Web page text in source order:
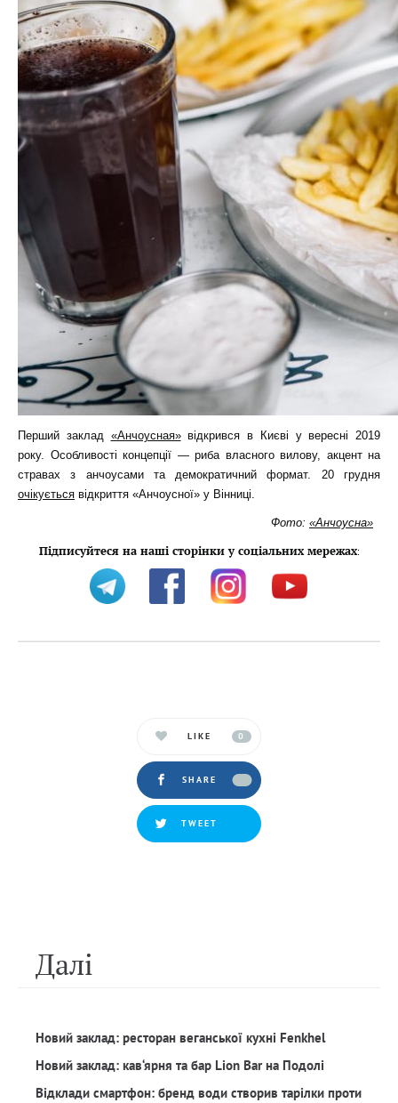
Перший заклад «Анчоусная»відкрився в Києві у вересні 2019
року. Особливості концепції — риба власного вилову, акцент на
стравах з анчоусами та демократичний формат. 20 грудня
очікується відкриття «Анчоусної» у Вінниці.
Фото: «Анчоусна»
Підписуйтеся на наші сторінки у соціальних мережах:
LIKE 0
SHARE
TWEET
Далi
Новий заклад: ресторан веганської кухні Fenkhel
Новий заклад: кав‘ярня та бар Lion Bar на Подолі
Відклади смартфон: бренд води створив тарілки проти